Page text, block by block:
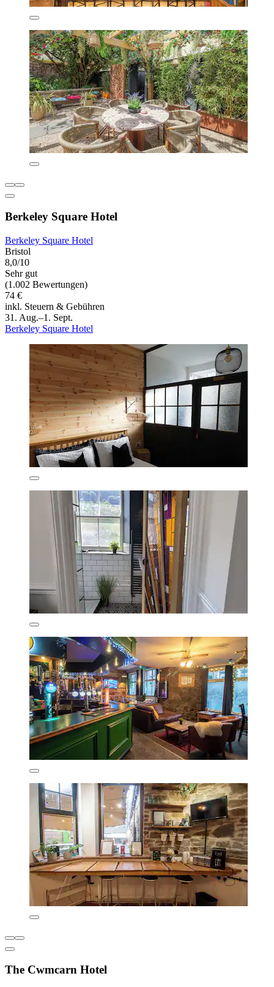
Berkeley Square Hotel
Berkeley Square Hotel
Bristol
8,0/10
Sehr gut
(1.002 Bewertungen)
74 €
inkl. Steuern & Gebühren
31. Aug.–1. Sept.
Berkeley Square Hotel
The Cwmcarn Hotel